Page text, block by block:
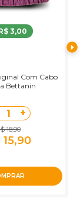
3,00
Com Cabo
Bettanin
1 +
18,90
15,90